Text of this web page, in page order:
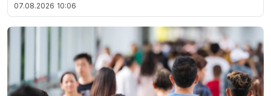
07.08.2026 10:06